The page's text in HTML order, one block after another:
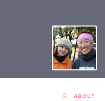
ABOUT